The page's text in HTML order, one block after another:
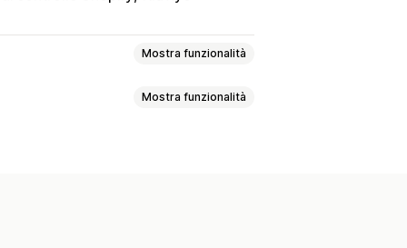
Mostra funzionalità
Mostra funzionalità